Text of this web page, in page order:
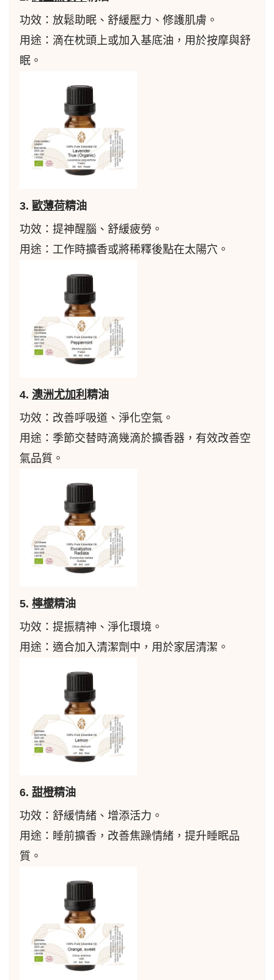
功效：放鬆助眠、舒緩壓力、修護肌膚。
用途：滴在枕頭上或加入基底油，用於按摩與舒
眠。
3. 歐薄荷精油
功效：提神醒腦、舒緩疲勞。
用途：工作時擴香或將稀釋後點在太陽穴。
4. 澳洲尤加利 精油
功效：改善呼吸道、淨化空氣。
用途：季節交替時滴幾滴於擴香器，有效改善空
氣品質。
5. 檸檬精油
功效：提振精神、淨化環境。
用途：適合加入清潔劑中，用於家居清潔。
6. 甜橙精油
功效：舒緩情緒、增添活力。
用途：睡前擴香，改善焦躁情緒，提升睡眠品
質。